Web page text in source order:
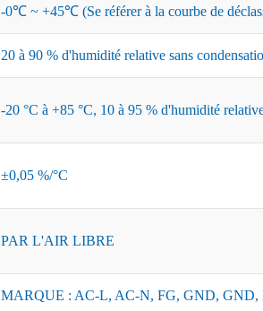
-0℃ ~ +45℃ (Se référer à la courbe de
20 à 90 % d'humidité relative sans
-20 °C à +85 °C, 10 à 95 % d'humidité
±0,05 %/°C
PAR L'AIR LIBRE
MARQUE : AC-L, AC-N, FG, GND, GND,